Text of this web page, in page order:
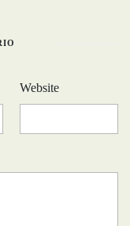
Website